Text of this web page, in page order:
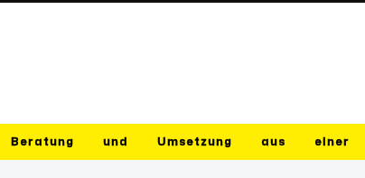
Beratung und Umsetzung aus einer